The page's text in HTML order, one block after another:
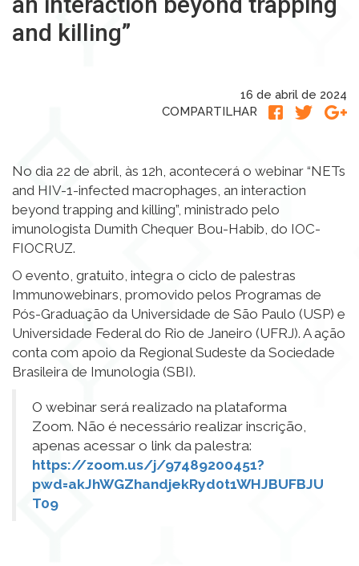
and killing”
16 de abril de 2024
COMPARTILHAR
No dia 22 de abril, às 12h, acontecerá o webinar “NETs
and HIV-1-infected macrophages, an interaction
beyond trapping and killing”, ministrado pelo
imunologista Dumith Chequer Bou-Habib, do IOC-
FIOCRUZ.
O evento, gratuito, integra o ciclo de palestras
Immunowebinars, promovido pelos Programas de
Pós-Graduação da Universidade de São Paulo (USP) e
Universidade Federal do Rio de Janeiro (UFRJ). A ação
conta com apoio da Regional Sudeste da Sociedade
Brasileira de Imunologia (SBI).
O webinar será realizado na plataforma
Zoom. Não é necessário realizar inscrição,
apenas acessar o link da palestra:
https://zoom.us/j/97489200451?
pwd=akJhWGZhandjekRyd0t1WHJBUFBJU
T09